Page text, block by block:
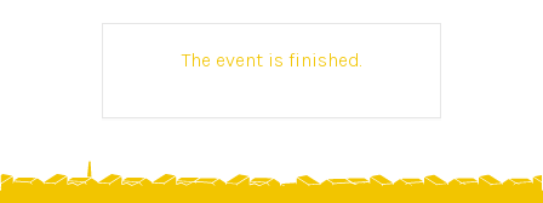
The event is finished.